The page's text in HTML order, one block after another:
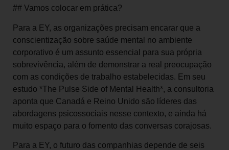
## Vamos colocar em prática?
Para a EY, as organizações precisam encarar que a
conscientização sobre saúde mental no ambiente
corporativo é um assunto essencial para sua própria
sobrevivência, além de demonstrar a real preocupação
com as condições de trabalho estabelecidas. Em seu
estudo *The Pulse Side of Mental Health*, a consultoria
aponta que Canadá e Reino Unido são líderes das
abordagens psicossociais nesse contexto, e ainda há
muito espaço para o fomento das conversas corajosas.
Para a EY, o futuro das companhias depende de seis